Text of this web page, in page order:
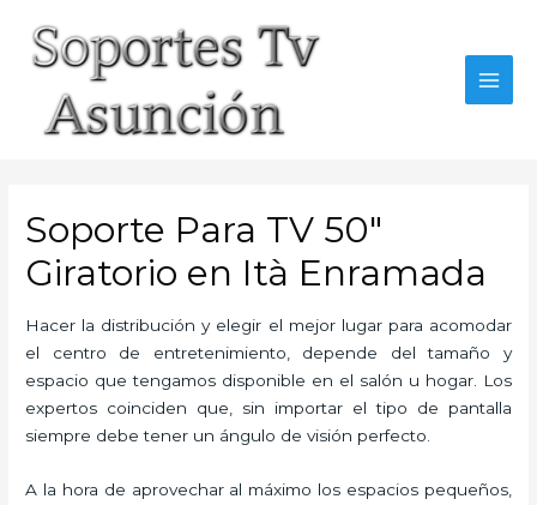
content
Soporte Para TV 50″
Giratorio en Ità Enramada
Hacer la distribución y elegir el mejor lugar para acomodar
el centro de entretenimiento, depende del tamaño y
espacio que tengamos disponible en el salón u hogar. Los
expertos coinciden que, sin importar el tipo de pantalla
siempre debe tener un ángulo de visión perfecto.
A la hora de aprovechar al máximo los espacios pequeños,